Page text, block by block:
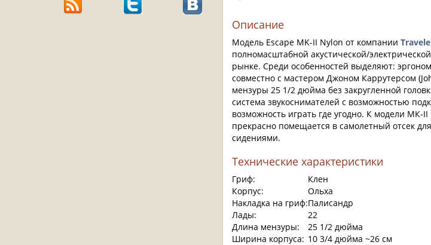
Описание
Модель Escape MK-II Nylon от компании
полномасштабной акустической/
рынке. Среди особенностей выделяют:
совместно с мастером Джоном Каррутерсом
мензуры 25 1/2 дюйма без закругленной
система звукоснимателей с возможностью
возможность играть где угодно. К модели МК-
прекрасно помещается в самолетный отсек
сидениями.
Технические характеристики
Гриф:
Клен
Корпус:
Ольха
Накладка на гриф:Палисандр
Лады:
22
Длина мензуры:
25 1/2 дюйма
Ширина корпуса: 10 3/4 дюйма ~26 см